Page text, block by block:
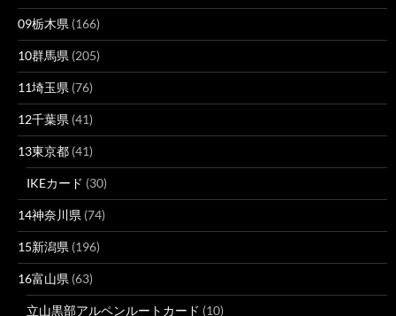
09栃木県 (166)
10群馬県 (205)
11埼玉県 (76)
12千葉県 (41)
13東京都 (41)
IKEカード (30)
14神奈川県 (74)
15新潟県 (196)
16富山県 (63)
立山黒部アルペンルートカード (10)